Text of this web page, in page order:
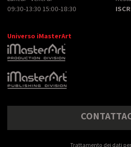
09:30-13:30 15:00-18:30
Universo iMasterArt
Trattamento dei dati